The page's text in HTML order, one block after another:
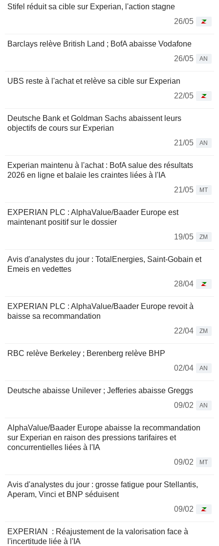
Stifel réduit sa cible sur Experian, l'action stagne
26/05
Barclays relève British Land ; BofA abaisse Vodafone
26/05
AN
UBS reste à l'achat et relève sa cible sur Experian
22/05
Deutsche Bank et Goldman Sachs abaissent leurs
objectifs de cours sur Experian
21/05
AN
Experian maintenu à l'achat : BofA salue des résultats
2026 en ligne et balaie les craintes liées à l'IA
21/05
MT
EXPERIAN PLC : AlphaValue/Baader Europe est
maintenant positif sur le dossier
19/05
ZM
Avis d'analystes du jour : TotalEnergies, Saint-Gobain et
Emeis en vedettes
28/04
EXPERIAN PLC : AlphaValue/Baader Europe revoit à
baisse sa recommandation
22/04
ZM
RBC relève Berkeley ; Berenberg relève BHP
02/04
AN
Deutsche abaisse Unilever ; Jefferies abaisse Greggs
09/02
AN
AlphaValue/Baader Europe abaisse la recommandation
sur Experian en raison des pressions tarifaires et
concurrentielles liées à l'IA
09/02
MT
Avis d'analystes du jour : grosse fatigue pour Stellantis,
Aperam, Vinci et BNP séduisent
09/02
EXPERIAN : Réajustement de la valorisation face à
l'incertitude liée à l'IA